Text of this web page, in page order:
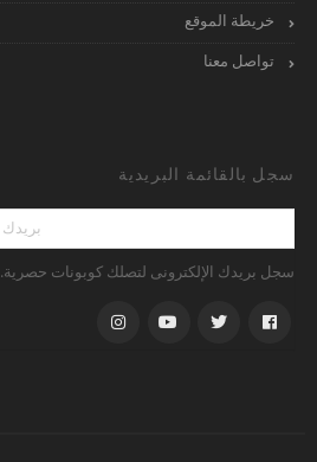
خريطة الموقع
تواصل معنا
سجل بالقائمة البريدية
سجل بريدك الإلكترونى لتصلك كوبونات حصرية.